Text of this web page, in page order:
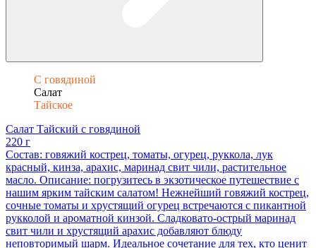
С говядиной
Салат
Тайское
Салат Тайский с говядиной
220 г
Состав: говяжий кострец, томаты, огурец, руккола, лук
красный, кинза, арахис, маринад свит чили, растительное
масло. Описание: погрузитесь в экзотическое путешествие с
нашим ярким тайским салатом! Нежнейший говяжий кострец,
сочные томаты и хрустящий огурец встречаются с пикантной
рукколой и ароматной кинзой. Сладковато-острый маринад
свит чили и хрустящий арахис добавляют блюду
неповторимый шарм. Идеальное сочетание для тех, кто ценит